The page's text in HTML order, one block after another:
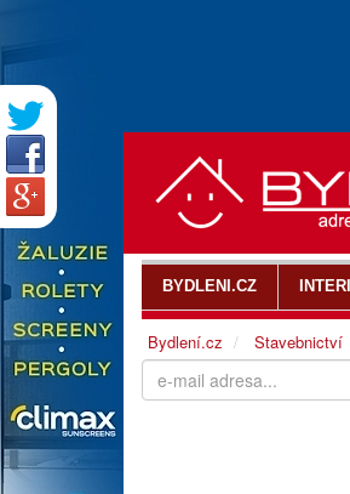
BYDLENI.CZ
Bydlení.cz Stavebnictví